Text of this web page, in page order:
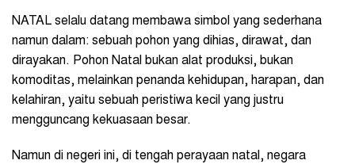
NATAL selalu datang membawa simbol yang sederhana
namun dalam: sebuah pohon yang dihias, dirawat, dan
dirayakan. Pohon Natal bukan alat produksi, bukan
komoditas, melainkan penanda kehidupan, harapan, dan
kelahiran, yaitu sebuah peristiwa kecil yang justru
mengguncang kekuasaan besar.
Namun di negeri ini, di tengah perayaan natal, negara